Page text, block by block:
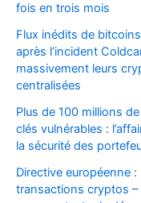
fois en trois mois
Flux inédits de
après l’incident
massivement leurs
centralisées
Plus de 100 millions
clés vulnérables :
la sécurité des
Directive européenne
transactions cryptos –